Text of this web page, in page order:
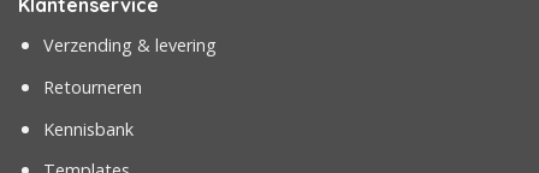
Klantenservice
Verzending & levering
Retourneren
Kennisbank